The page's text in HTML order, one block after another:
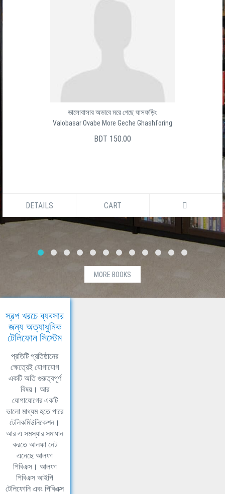
ভালোবাসার অভাবে মরে গেছে ঘাসফড়িং
Valobasar Ovabe More Geche Ghashforing
BDT 150.00
DETAILS CART
MORE BOOKS
স্বল্প খরচে ব্যবসার
জন্য অত্যাধুনিক
টেলিফোন সিস্টেম
প্রতিটি প্রতিষ্ঠানের
ক্ষেত্রেই যোগাযোগ
একটি অতি গুরুত্বপূর্ণ
বিষয়। আর
যোগাযোগের একটি
ভালো মাধ্যম হতে পারে
টেলিকমিউনিকেশন।
আর এ সমস্যার সমাধান
করতে আলফা নেট
এনেছে আলফা
পিবিএক্স। আলফা
পিবিএক্স আইপি
টেলিফোনি এবং পিবিএক্স